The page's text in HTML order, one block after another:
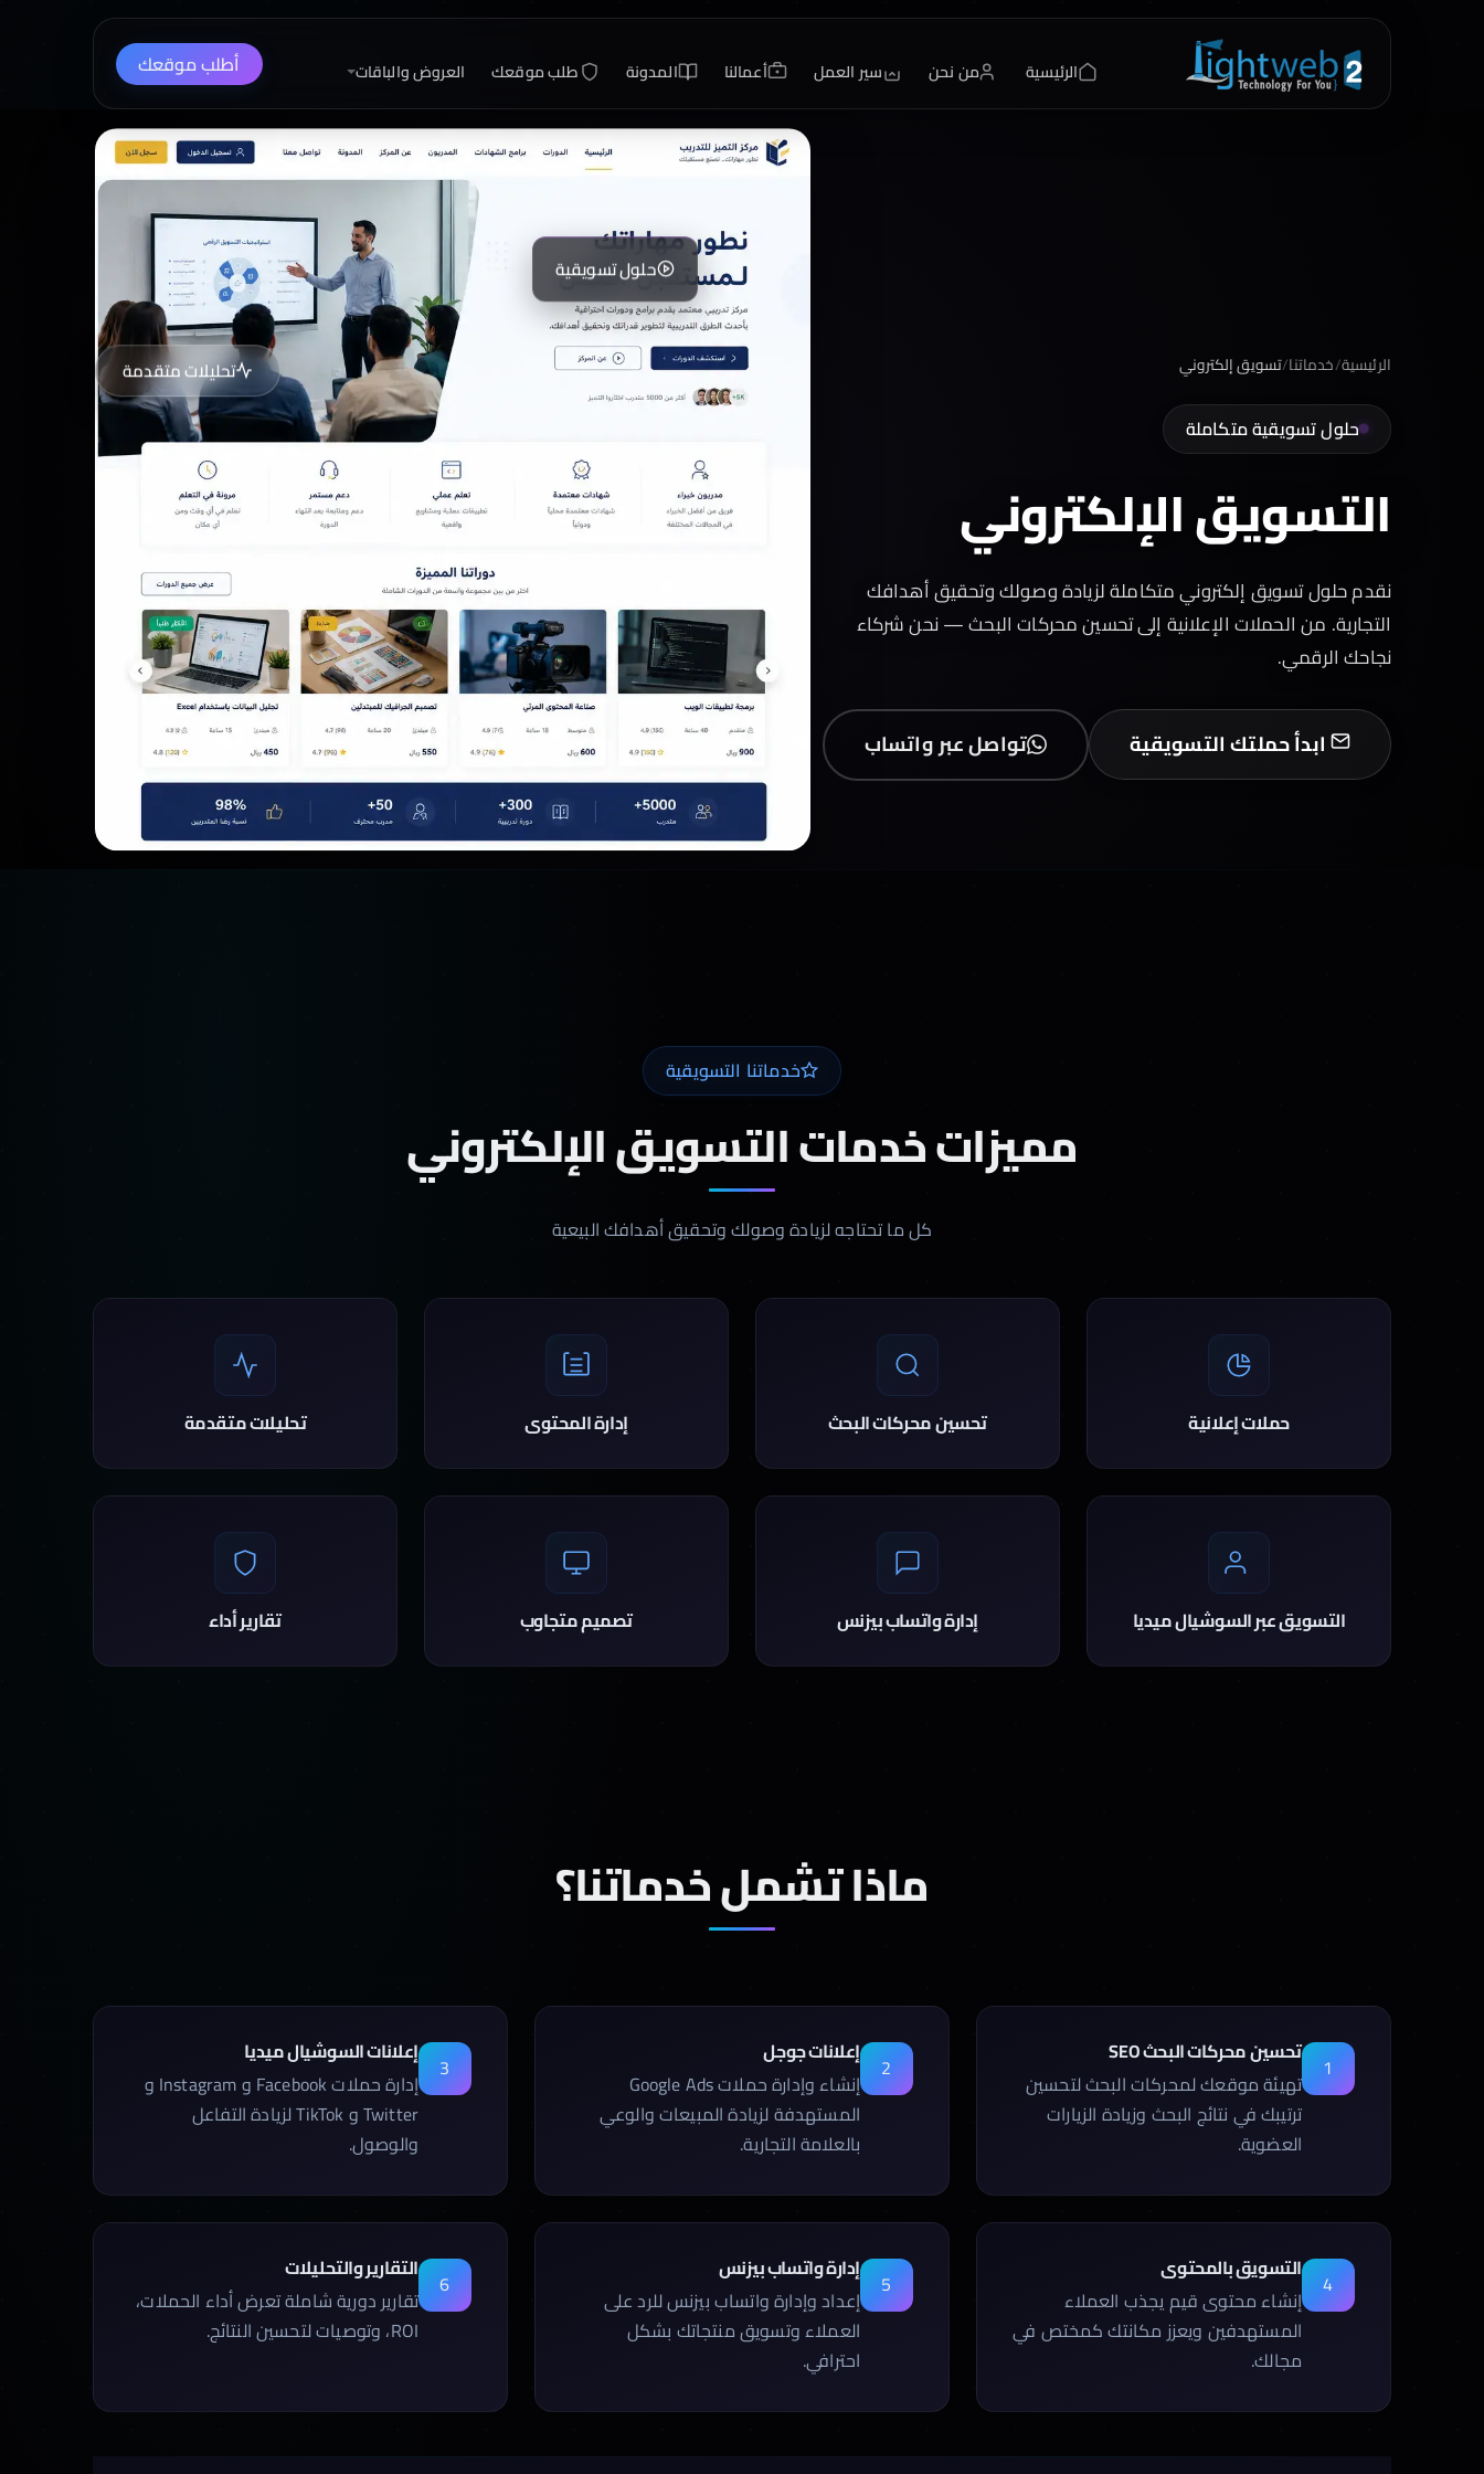
الرئيسية من نحن سير العمل أعمالنا المدونة طلب موقعك العروض والباقات أطلب موقعك
حلول تسويقية
تحليلات متقدمة الرئيسية/خدماتنا/تسويق إلكتروني
حلول تسويقية متكاملة
التسويق الإلكتروني
نقدم حلول تسويق إلكتروني متكاملة لزيادة وصولك وتحقيق أهدافك
التجارية. من الحملات الإعلانية إلى تحسين محركات البحث — نحن شركاء
نجاحك الرقمي.
ابدأ حملتك التسويقية تواصل عبر واتساب
خدماتنا التسويقية
مميزات خدمات التسويق الإلكتروني
كل ما تحتاجه لزيادة وصولك وتحقيق أهدافك البيعية
حملات إعلانية تحسين محركات البحث إدارة المحتوى تحليلات متقدمة
التسويق عبر السوشيال ميديا إدارة واتساب بيزنس تصميم متجاوب تقارير أداء
ماذا تشمل خدماتنا؟
1
تحسين محركات البحث SEO
تهيئة موقعك لمحركات البحث لتحسين
ترتيبك في نتائج البحث وزيادة الزيارات
العضوية.
2
إعلانات جوجل
إنشاء وإدارة حملات Google Ads
المستهدفة لزيادة المبيعات والوعي
بالعلامة التجارية.
3
إعلانات السوشيال ميديا
إدارة حملات Facebook و Instagram و
Twitter و TikTok لزيادة التفاعل
والوصول.
4
التسويق بالمحتوى
إنشاء محتوى قيم يجذب العملاء
المستهدفين ويعزز مكانتك كمختص في
مجالك.
5
إدارة واتساب بيزنس
إعداد وإدارة واتساب بيزنس للرد على
العملاء وتسويق منتجاتك بشكل
احترافي.
6
التقارير والتحليلات
تقارير دورية شاملة تعرض أداء الحملات،
ROI، وتوصيات لتحسين النتائج.